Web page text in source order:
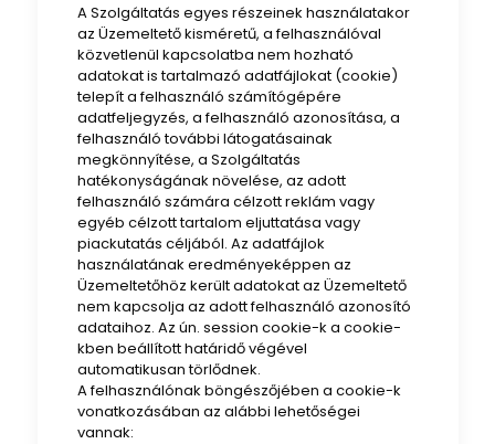
A Szolgáltatás egyes részeinek használatakor
az Üzemeltető kisméretű, a felhasználóval
közvetlenül kapcsolatba nem hozható
adatokat is tartalmazó adatfájlokat (cookie)
telepít a felhasználó számítógépére
adatfeljegyzés, a felhasználó azonosítása, a
felhasználó további látogatásainak
megkönnyítése, a Szolgáltatás
hatékonyságának növelése, az adott
felhasználó számára célzott reklám vagy
egyéb célzott tartalom eljuttatása vagy
piackutatás céljából. Az adatfájlok
használatának eredményeképpen az
Üzemeltetőhöz került adatokat az Üzemeltető
nem kapcsolja az adott felhasználó azonosító
adataihoz. Az ún. session cookie-k a cookie-
kben beállított határidő végével
automatikusan törlődnek.
A felhasználónak böngészőjében a cookie-k
vonatkozásában az alábbi lehetőségei
vannak: